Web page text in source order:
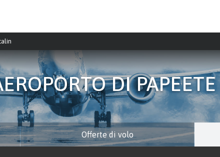
DI PAPEETE
Offerte di volo